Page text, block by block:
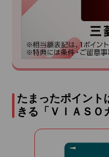
たまったポイント
きる「ＶＩＡＳＯ